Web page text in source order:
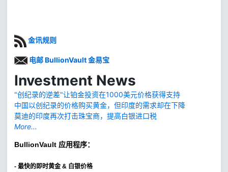
金讯规则
电邮 BullionVault 金易宝
Investment News
"创纪录的逆差"让铂金投资在1000美元价格获得支持
中国以创纪录的价格购买黄金，但印度的需求却在下降
莫迪的印度再次打击珠宝商，提高白银进口税
More...
BullionVault 应用程序：
- 最快的即时黄金 & 白银价格